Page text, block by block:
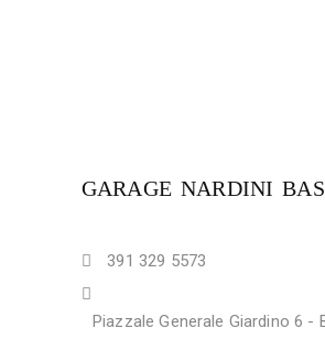
GARAGE NARDINI
391 329 5573
Piazzale Generale Giardino 6 -